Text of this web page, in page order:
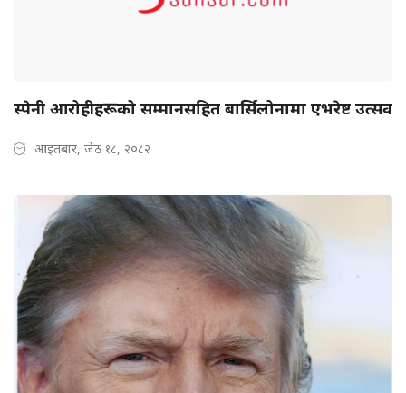
स्पेनी आरोहीहरूको सम्मानसहित बार्सिलोनामा एभरेष्ट उत्सव
आइतबार, जेठ १८, २०८२